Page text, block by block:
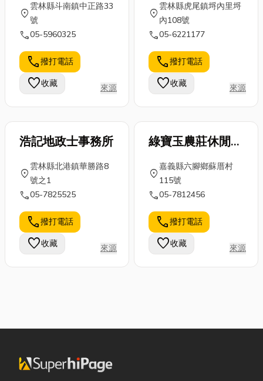
所一貫秉持專業,熱忱
之服務精神,另與實力
最堅強之泓嘉法律事務
所合作,比能為工商民
間各界提供法律諮詢及
維護您全力之專業服務
location_on
雲林縣斗南鎮中正路33
號
call05-5960325
call撥打電話
favorite收藏 來源
location_on
雲林縣虎尾鎮埒內里埒
內108號
call05-6221177
call撥打電話
favorite收藏 來源
浩記地政士事務所
location_on
雲林縣北港鎮華勝路8
號之1
call05-7825525
call撥打電話
favorite收藏 來源
綠寶玉農莊休閒農
location_on
嘉義縣六腳鄉蘇厝村
115號
call05-7812456
call撥打電話
favorite收藏 來源